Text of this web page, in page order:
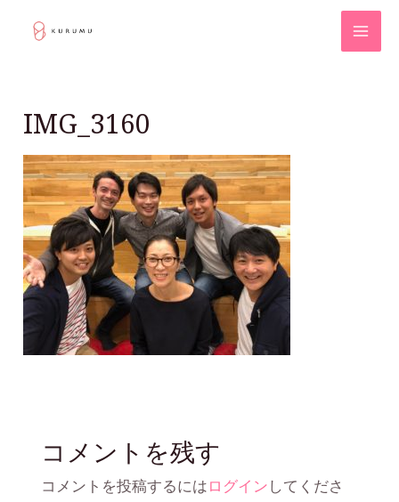
IMG_3160
コメントを残す
コメントを投稿するにはログインしてくださ